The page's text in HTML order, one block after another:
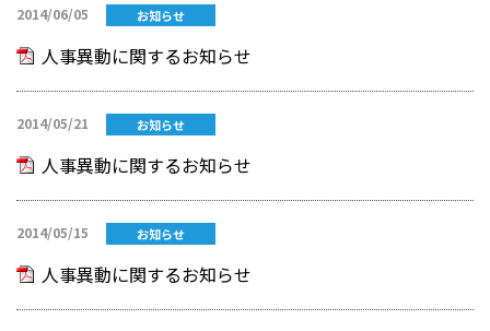
2014/06/05 お知らせ
人事異動に関するお知らせ
2014/05/21 お知らせ
人事異動に関するお知らせ
2014/05/15 お知らせ
人事異動に関するお知らせ